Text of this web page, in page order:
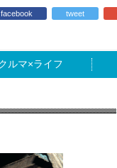
facebook tweet
ライフ